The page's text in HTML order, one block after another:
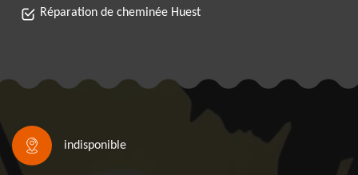
Réparation de cheminée Huest
indisponible